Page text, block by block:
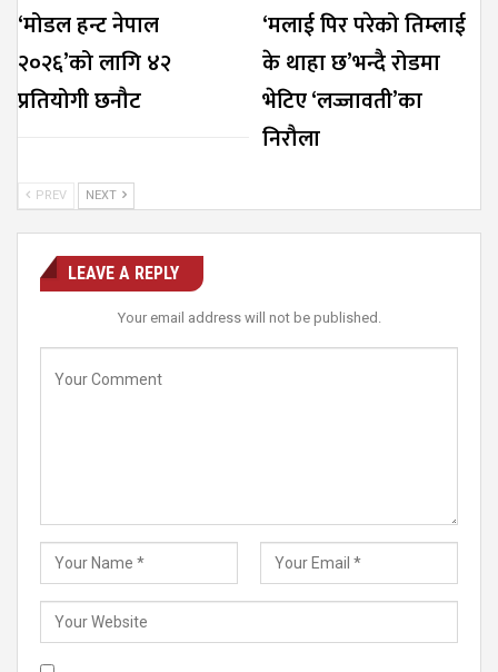
‘मोडल हन्ट नेपाल
२०२६’को लागि ४२
प्रतियोगी छनौट
‘मलाई पिर परेको तिम्लाई
के थाहा छ’भन्दै रोडमा
भेटिए ‘लज्जावती’का
निरौला
PREV NEXT
LEAVE A REPLY
Your email address will not be published.